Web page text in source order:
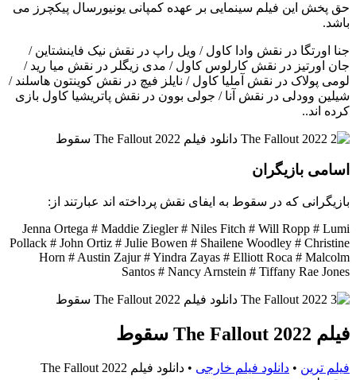
حق پخش این فیلم سینمایی بر عهده کمپانی یونیورسال پیکچرز می
باشد.
جنا اورتگا در نقش وادا کاول / ویل راپ در نقش نیک فاینشتاین /
جان اورتیز در نقش کارلوس کاول / مدی زیگلر در نقش میا رید /
لومی پولاک در نقش آملیا کاول / نایلز فیچ در نقش کوینتون هاسلند /
شیلین وودلی در نقش آنا / جولی بوون در نقش پاتریشیا کاول بازی
کرده اند..
اسامی بازیگران
بازیگرانی که در سقوط به ایفای نقش پرداخته اند عبارتند از:
Jenna Ortega # Maddie Ziegler # Niles Fitch # Will Ropp # Lumi
Pollack # John Ortiz # Julie Bowen # Shailene Woodley # Christine
Horn # Austin Zajur # Yindra Zayas # Elliott Roca # Malcolm
Santos # Nancy Arnstein # Tiffany Rae Jones
فیلم The Fallout 2022 سقوط
فیلم ترین • دانلود فیلم خارجی •
دانلود فیلم The Fallout 2022